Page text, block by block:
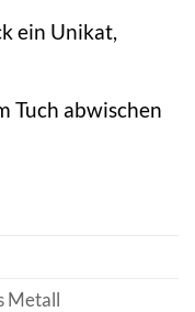
ein Unikat,
Tuch abwischen
Metall